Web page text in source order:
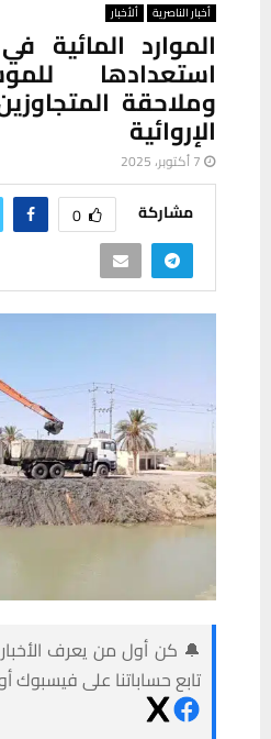
أخبار الناصرية ألأخبار
الموارد المائية
استعدادها
وملاحقة
الإروائية
7 أكتوبر، 2025
مشاركة 0
🔔 كن أول من يعرف الأخبار
تابع حساباتنا على فيسبوك